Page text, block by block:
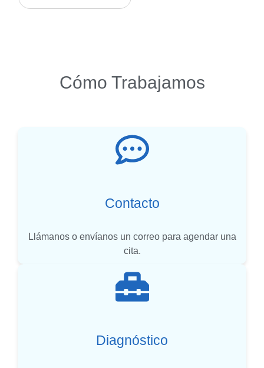
Cómo Trabajamos
Contacto
Llámanos o envíanos un correo para agendar una
cita.
Diagnóstico